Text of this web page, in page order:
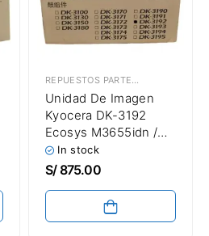
REPUESTOS PARTES & PIEZASREPUESTOS PARTES & PIEZAS
Unidad De Imagen
Kyocera DK-3192
Ecosys M3655idn /
M3660idn / P3055dn
/ P3060dn / P3155dn
In stock
S/875.00